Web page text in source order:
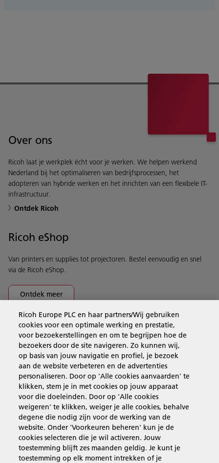
Over ons
Ricoh laat je werkplek écht voor je werken. We helpen werkend
Nederland bij het optimaliseren van bedrijfsprocessen, het
adopteren van hybride werken en het inrichten van een flexibele IT-
infrastructuur.
Ontdek Ricoh
Ricoh eShop
Van printers en supplies tot projectoren. Bestel eenvoudig en snel
via de Ricoh eShop.
Ontdek meer
Business Solutions
Producten en services
Support en contact
Inspiratie
Ricoh Europe PLC en haar partners/Wij gebruiken
cookies voor een optimale werking en prestatie,
voor bezoekerstellingen en om te begrijpen hoe de
bezoekers door de site navigeren. Zo kunnen wij,
op basis van jouw navigatie en profiel, je bezoek
aan de website verbeteren en de advertenties
personaliseren. Door op 'Alle cookies aanvaarden' te
klikken, stem je in met cookies op jouw apparaat
voor die doeleinden. Door op 'Alle cookies
weigeren' te klikken, weiger je alle cookies, behalve
degene die nodig zijn voor de werking van de
website. Onder 'Voorkeuren beheren' kun je de
cookies selecteren die je wil activeren. Jouw
toestemming blijft zes maanden geldig. Je kunt je
toestemming op elk moment intrekken of je